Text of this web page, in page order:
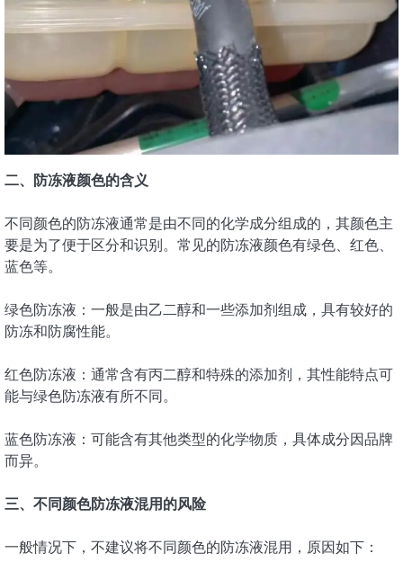
二、防冻液颜色的含义
不同颜色的防冻液通常是由不同的化学成分组成的，其颜色主
要是为了便于区分和识别。常见的防冻液颜色有绿色、红色、
蓝色等。
绿色防冻液：一般是由乙二醇和一些添加剂组成，具有较好的
防冻和防腐性能。
红色防冻液：通常含有丙二醇和特殊的添加剂，其性能特点可
能与绿色防冻液有所不同。
蓝色防冻液：可能含有其他类型的化学物质，具体成分因品牌
而异。
三、不同颜色防冻液混用的风险
一般情况下，不建议将不同颜色的防冻液混用，原因如下：